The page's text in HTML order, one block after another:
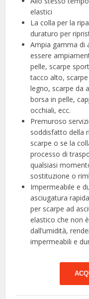
elastici
La colla per la
duraturo per
Ampia gamma di
essere
pelle, scarpe
tacco alto,
legno, scarpe da
borsa in pelle,
occhiali, ecc.
Premuroso
soddisfatto della
scarpe o se la
processo di
qualsiasi
sostituzione o
Impermeabile e
asciugatura
per scarpe ad
elastico che non
dall’umidità,
impermeabili e